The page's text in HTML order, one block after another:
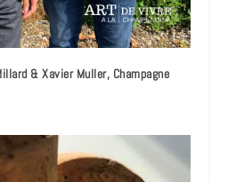
& Xavier Muller, Champagne